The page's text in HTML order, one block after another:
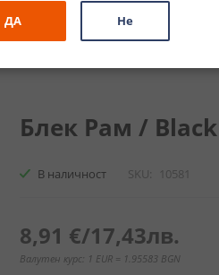
ЗА ПОДАРЪК ПРОМО
Блек Рам /
В наличност SKU 10581
8,91 €/17,43лв.
Валутен курс: 1 EUR = 1.95583 BGN
ДА Не